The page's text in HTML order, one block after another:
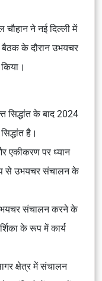
ने नई दिल्ली में
के दौरान उभयचर
के बाद 2024
है।
एकीकरण पर ध्यान
से उभयचर संचालन के
संचालन करने के
के रूप में कार्य
क्षेत्र में संचालन